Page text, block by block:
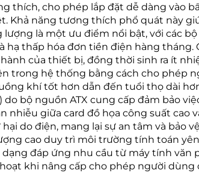
thích, cho phép lắp đặt dễ dàng vào
Khả năng tương thích phổ quát này
là một ưu điểm nổi bật, với các
thấp hóa đơn tiền điện hàng tháng.
của thiết bị, đồng thời sinh ra ít
trong hệ thống bằng cách cho phép
khí tốt hơn dẫn đến tuổi thọ dài
bộ nguồn ATX cung cấp đảm bảo
giữa card đồ họa công suất cao
do điện, mang lại sự an tâm và bảo
cao duy trì môi trường tính toán
đáp ứng nhu cầu từ máy tính văn
khi nâng cấp cho phép người